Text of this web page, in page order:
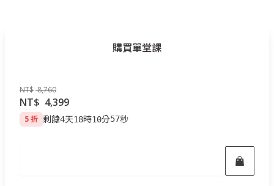
購買單堂課
NT$8,760
NT$ 4,399
5 折 剩餘 天 時 分 秒